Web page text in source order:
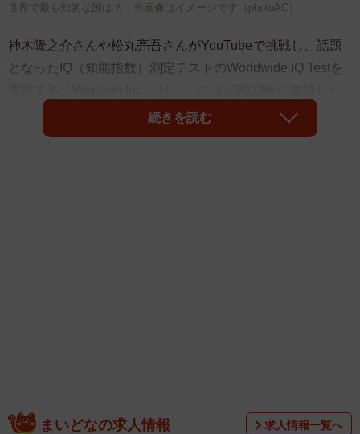
世界で最も知的な国は？ ※画像はイメージです（photoAC）
神木隆之介さんや松丸亮吾さんがYouTubeで挑戦し、話題
となったIQ（知能指数）測定テストのWorldwide IQ Testを
最新データをもとに、「世界で最も知的な国々」ランキン
グを発表。日本は2位にランクインしました。
ンドの企業です。2019年から100カ国以上の人々のIQを測
続きを読む
まいどなの求人情報 求人情報一覧へ